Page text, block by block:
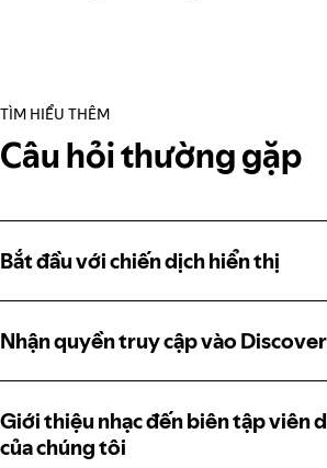
TÌM HIỂU THÊM
Câu hỏi thường gặp
Bắt đầu với chiến dịch hiển thị
Bắt đầu với chiến dịch hiển thị
Nhận quyền truy cập vào
Nhận quyền truy cập vào
Giới thiệu nhạc đến biên tập viên
của chúng tôi
Giới thiệu nhạc đến biên tập viên
của chúng tôi